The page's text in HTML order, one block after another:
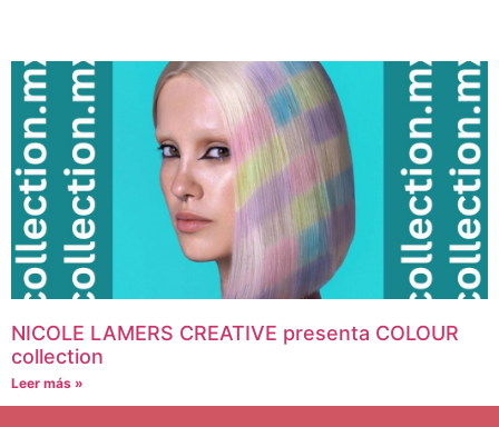
NICOLE LAMERS CREATIVE presenta COLOUR
collection
Leer más »